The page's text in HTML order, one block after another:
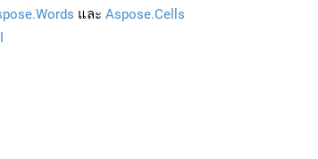
และ Aspose.Cells